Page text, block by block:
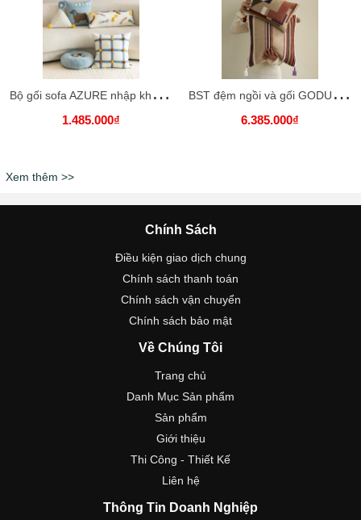
B
ộ gối sofa AZURE nhập khẩu cao cấp / AZURE Pillow
1.485.000₫
B
ST đệm ngồi và gối GODUKY nhập khẩu cao cấp / GODUKY Cushion & Pillow
6.385.000₫
Xem thêm >>
Chính Sách
Điều kiện giao dịch chung
Chính sách thanh toán
Chính sách vận chuyển
Chính sách bảo mật
Về Chúng Tôi
Trang chủ
Danh Mục Sản phẩm
Sản phẩm
Giới thiệu
Thi Công - Thiết Kế
Liên hệ
Thông Tin Doanh Nghiệp